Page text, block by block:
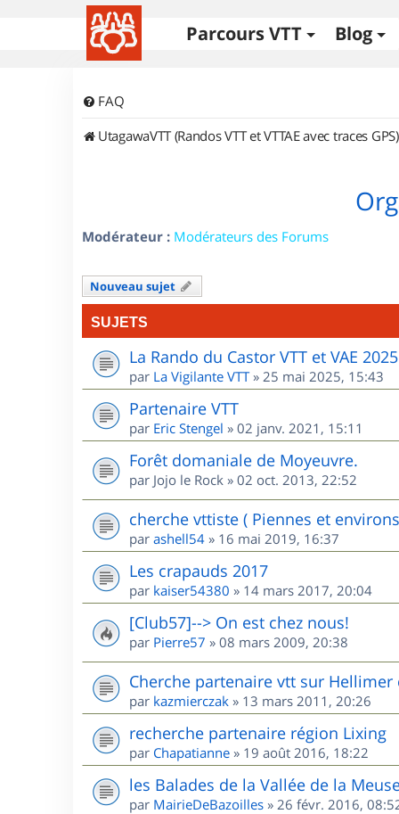
Parcours VTT Blog
FAQ
UtagawaVTT (Randos VTT et VTTAE avec traces GPS)
Modérateur : Modérateurs des Forums
Nouveau sujet
SUJETS
La Rando du Castor VTT et VAE 2025
par La Vigilante VTT» 25 mai 2025, 15:43
Partenaire VTT
par Eric Stengel » 02 janv. 2021, 15:11
Forêt domaniale de Moyeuvre.
par Jojo le Rock » 02 oct. 2013, 22:52
cherche vttiste ( Piennes et
par ashell54 » 16 mai 2019, 16:37
Les crapauds 2017
par kaiser54380 » 14 mars 2017, 20:04
[Club57]--> On est chez nous!
par Pierre57 » 08 mars 2009, 20:38
Cherche partenaire vtt sur Hellimer
par kazmierczak » 13 mars 2011, 20:26
recherche partenaire région Lixing
par Chapatianne » 19 août 2016, 18:22
les Balades de la Vallée de la
par MairieDeBazoilles » 26 févr. 2016,